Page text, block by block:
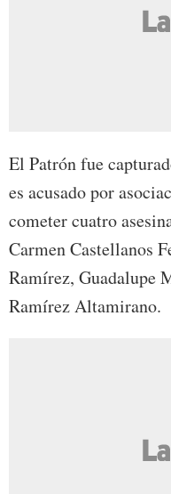
El Patrón fue
es acusado por
cometer cuatro
Carmen Castellanos
Ramírez, Guadalupe
Ramírez Altamirano.